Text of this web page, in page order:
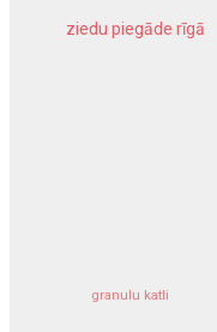
ziedu piegāde rīgā
granulu katli